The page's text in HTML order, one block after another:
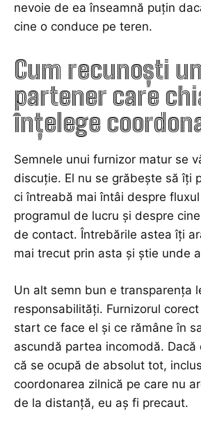
nevoie de ea înseamnă puțin
cine o conduce pe teren.
Cum recunoști un
partener care
înțelege
Semnele unui furnizor matur se
discuție. El nu se grăbește să îți
ci întreabă mai întâi despre
programul de lucru și despre
de contact. Întrebările astea îți
mai trecut prin asta și știe unde
Un alt semn bun e transparența
responsabilități. Furnizorul
start ce face el și ce rămâne în
ascundă partea incomodă. Dacă
că se ocupă de absolut tot,
coordonarea zilnică pe care nu
de la distanță, eu aș fi precaut.